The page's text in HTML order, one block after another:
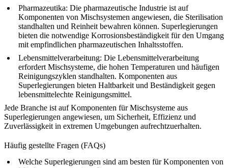
Pharmazeutika: Die pharmazeutische Industrie ist auf
Komponenten von Mischsystemen angewiesen, die Sterilisation
standhalten und Reinheit bewahren können. Superlegierungen
bieten die notwendige Korrosionsbeständigkeit für den Umgang
mit empfindlichen pharmazeutischen Inhaltsstoffen.
Lebensmittelverarbeitung: Die Lebensmittelverarbeitung
erfordert Mischsysteme, die hohen Temperaturen und häufigen
Reinigungszyklen standhalten. Komponenten aus
Superlegierungen bieten Haltbarkeit und Beständigkeit gegen
lebensmittelechte Reinigungsmittel.
Jede Branche ist aufKomponenten für Mischsysteme aus
Superlegierungen angewiesen, um Sicherheit, Effizienz und
Zuverlässigkeit in extremen Umgebungen aufrechtzuerhalten.
Häufig gestellte Fragen (FAQs)
Welche Superlegierungen sind am besten für Komponenten von